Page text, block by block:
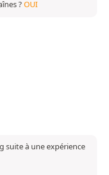
?OUI
suite à une expérience